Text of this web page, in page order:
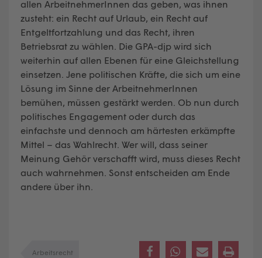
allen ArbeitnehmerInnen das geben, was ihnen
zusteht: ein Recht auf Urlaub, ein Recht auf
Entgeltfortzahlung und das Recht, ihren
Betriebsrat zu wählen. Die GPA-djp wird sich
weiterhin auf allen Ebenen für eine Gleichstellung
einsetzen. Jene politischen Kräfte, die sich um eine
Lösung im Sinne der ArbeitnehmerInnen
bemühen, müssen gestärkt werden. Ob nun durch
politisches Engagement oder durch das
einfachste und dennoch am härtesten erkämpfte
Mittel – das Wahlrecht. Wer will, dass seiner
Meinung Gehör verschafft wird, muss dieses Recht
auch wahrnehmen. Sonst entscheiden am Ende
andere über ihn.
Arbeitsrecht